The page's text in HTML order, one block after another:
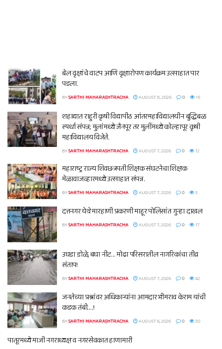
बेल वृक्षांचे वाटप आणि वृक्षारोपण कार्यक्रम उत्साहात पार
पडला.
BYSARTHI MAHARASHTRACHA AUGUST 8, 2026 0 15
शहाद्यात राहुरी कृषी विद्यापीठ आंतरमहाविद्यालयीन बुद्धिबळ
स्पर्धा संपन्न; मुलांमध्ये जैनपूर तर मुलींमध्ये कोल्हापूर कृषी
महाविद्यालय विजेते.
BYSARTHI MAHARASHTRACHA AUGUST 7, 2026 0 12
महाराष्ट्र राज्य शिवछत्रपती शिक्षक संघटनेचा शिक्षक
मेळावाजव्हारमध्ये उत्साहात संपन्न.
BYSARTHI MAHARASHTRACHA AUGUST 7, 2026 0 3
दत्तनगर येथे मारहाणी प्रकरणी माहूर पोलिसांत गुन्हा दाखल
BYSARTHI MAHARASHTRACHA AUGUST 7, 2026 0 17
उघडा डोळे, बघा नीट… मोढा परिसरातील नागरिकांचा तीव्र
संताप!
BYSARTHI MAHARASHTRACHA AUGUST 7, 2026 0 42
जनतेच्या प्रश्नांवर अधिकाऱ्यांना आमदार भीमराव केराम यांची
कडक तंबी….!
BYSARTHI MAHARASHTRACHA AUGUST 6, 2026 0 30
पातूरमध्ये माजी नगराध्यक्ष व नगरसेवकात हाणामारी